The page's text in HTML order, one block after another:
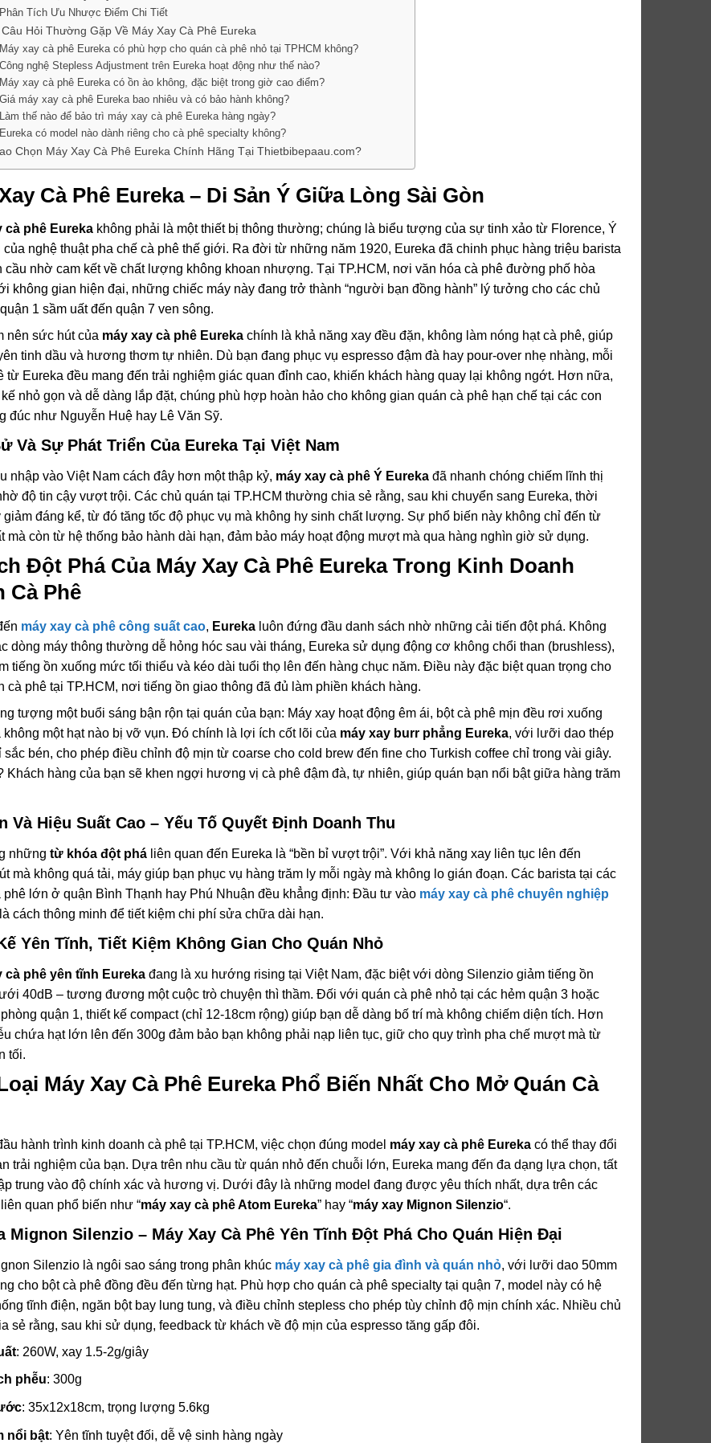
Phân Tích Ưu Nhược Điểm Chi Tiết
Câu Hỏi Thường Gặp Về Máy Xay Cà Phê Eureka
Máy xay cà phê Eureka có phù hợp cho quán cà phê nhỏ tại TPHCM không?
Công nghệ Stepless Adjustment trên Eureka hoạt động như thế nào?
Máy xay cà phê Eureka có ồn ào không, đặc biệt trong giờ cao điểm?
Giá máy xay cà phê Eureka bao nhiêu và có bảo hành không?
Làm thế nào để bảo trì máy xay cà phê Eureka hàng ngày?
Eureka có model nào dành riêng cho cà phê specialty không?
Chọn Máy Xay Cà Phê Eureka Chính Hãng Tại Thietbibepaau.com?
Cà Phê Eureka– Di Sản Ý Giữa Lòng Sài Gòn
cà phê Eurekakhông phải là một thiết bị thông thường; chúng là biểu tượng của sự tinh xảo từ Florence, Ý
của nghệ thuật pha chế cà phê thế giới. Ra đời từ những năm 1920, Eureka đã chinh phục hàng triệu barista
cầu nhờ cam kết về chất lượng không khoan nhượng. Tại TP.HCM, nơi văn hóa cà phê đường phố hòa
không gian hiện đại, những chiếc máy này đang trở thành “người bạn đồng hành” lý tưởng cho các chủ
1 sầm uất đến quận 7 ven sông.
nên sức hút của máy xay cà phê Eurekachính là khả năng xay đều đặn, không làm nóng hạt cà phê, giúp
tinh dầu và hương thơm tự nhiên. Dù bạn đang phục vụ espresso đậm đà hay pour-over nhẹ nhàng, mỗi
từ Eureka đều mang đến trải nghiệm giác quan đỉnh cao, khiến khách hàng quay lại không ngớt. Hơn nữa,
nhỏ gọn và dễ dàng lắp đặt, chúng phù hợp hoàn hảo cho không gian quán cà phê hạn chế tại các con
đúc như Nguyễn Huệ hay Lê Văn Sỹ.
Và Sự Phát Triển Của Eureka Tại Việt Nam
nhập vào Việt Nam cách đây hơn một thập kỷ, máy xay cà phê Ý Eurekađã nhanh chóng chiếm lĩnh thị
độ tin cậy vượt trội. Các chủ quán tại TP.HCM thường chia sẻ rằng, sau khi chuyển sang Eureka, thời
giảm đáng kể, từ đó tăng tốc độ phục vụ mà không hy sinh chất lượng. Sự phổ biến này không chỉ đến từ
mà còn từ hệ thống bảo hành dài hạn, đảm bảo máy hoạt động mượt mà qua hàng nghìn giờ sử dụng.
Đột Phá Của Máy Xay Cà Phê Eureka Trong Kinh Doanh
Cà Phê
máy xay cà phê công suất cao, Eurekaluôn đứng đầu danh sách nhờ những cải tiến đột phá. Không
dòng máy thông thường dễ hỏng hóc sau vài tháng, Eureka sử dụng động cơ không chổi than (brushless),
tiếng ồn xuống mức tối thiểu và kéo dài tuổi thọ lên đến hàng chục năm. Điều này đặc biệt quan trọng cho
cà phê tại TP.HCM, nơi tiếng ồn giao thông đã đủ làm phiền khách hàng.
tượng một buổi sáng bận rộn tại quán của bạn: Máy xay hoạt động êm ái, bột cà phê mịn đều rơi xuống
không một hạt nào bị vỡ vụn. Đó chính là lợi ích cốt lõi của máy xay burr phẳng Eureka, với lưỡi dao thép
sắc bén, cho phép điều chỉnh độ mịn từ coarse cho cold brew đến fine cho Turkish coffee chỉ trong vài giây.
Khách hàng của bạn sẽ khen ngợi hương vị cà phê đậm đà, tự nhiên, giúp quán bạn nổi bật giữa hàng trăm
Và Hiệu Suất Cao – Yếu Tố Quyết Định Doanh Thu
những từ khóa đột pháliên quan đến Eureka là “bền bỉ vượt trội”. Với khả năng xay liên tục lên đến
mà không quá tải, máy giúp bạn phục vụ hàng trăm ly mỗi ngày mà không lo gián đoạn. Các barista tại các
phê lớn ở quận Bình Thạnh hay Phú Nhuận đều khẳng định: Đầu tư vào máy xay cà phê chuyên nghiệp
cách thông minh để tiết kiệm chi phí sửa chữa dài hạn.
Yên Tĩnh, Tiết Kiệm Không Gian Cho Quán Nhỏ
cà phê yên tĩnh Eurekađang là xu hướng rising tại Việt Nam, đặc biệt với dòng Silenzio giảm tiếng ồn
40dB – tương đương một cuộc trò chuyện thì thầm. Đối với quán cà phê nhỏ tại các hẻm quận 3 hoặc
quận 1, thiết kế compact (chỉ 12-18cm rộng) giúp bạn dễ dàng bố trí mà không chiếm diện tích. Hơn
chứa hạt lớn lên đến 300g đảm bảo bạn không phải nạp liên tục, giữ cho quy trình pha chế mượt mà từ
tối.
Máy Xay Cà Phê Eureka Phổ Biến NhấtCho Mở Quán Cà
hành trình kinh doanh cà phê tại TP.HCM, việc chọn đúng model máy xay cà phê Eurekacó thể thay đổi
trải nghiệm của bạn. Dựa trên nhu cầu từ quán nhỏ đến chuỗi lớn, Eureka mang đến đa dạng lựa chọn, tất
trung vào độ chính xác và hương vị. Dưới đây là những model đang được yêu thích nhất, dựa trên các
quan phổ biến như “máy xay cà phê Atom Eureka” hay “máy xay Mignon Silenzio“.
Mignon Silenzio – Máy Xay Cà Phê Yên Tĩnh Đột PháCho Quán Hiện Đại
Silenzio là ngôi sao sáng trong phân khúc máy xay cà phê gia đình và quán nhỏ, với lưỡi dao 50mm
cho bột cà phê đồng đều đến từng hạt. Phù hợp cho quán cà phê specialty tại quận 7, model này có hệ
tĩnh điện, ngăn bột bay lung tung, và điều chỉnh stepless cho phép tùy chỉnh độ mịn chính xác. Nhiều chủ
sẻ rằng, sau khi sử dụng, feedback từ khách về độ mịn của espresso tăng gấp đôi.
: 260W, xay 1.5-2g/giây
phễu: 300g
: 35x12x18cm, trọng lượng 5.6kg
nổi bật: Yên tĩnh tuyệt đối, dễ vệ sinh hàng ngày